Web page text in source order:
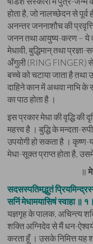
होता है, जो नालच्छेदन से पूर्व
अनन्तर जननाशौच की
जनन तथा आयुष्य-करण – ये
मेधावी, बुद्धिमान् तथा
अँगुली (RING FINGER)
बच्चे को चटाया जाता है
दाहिने कान में अथवा नाभि के
का पाठ होता है ।
इस प्रकार मेधा की वृद्धि की
महत्त्व है । बुद्धि के मन्दता-
उपयोगी हो सकता है । कृष्ण-
मेधा-सूक्त प्राप्त होता है, उसमें
॥
सदसस्पतिमद्भुतं
सनिं मेधामयासिषं स्वाहा ॥ १
यज्ञगृह के पालक, अचिन्त्य
शक्ति अग्निदेव से मैं धन-
करता हूँ । उसके निमित्त यह